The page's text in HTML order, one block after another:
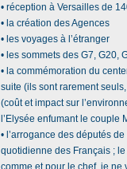
• réception à Versailles de
• la création des Agences
• les voyages à l’étranger
• les sommets des G7, G20,
• la commémoration du
suite (ils sont rarement
(coût et impact sur
l’Elysée enfumant le couple
• l’arrogance des députés
quotidienne des Français ;
comme et pour le chef, je ne